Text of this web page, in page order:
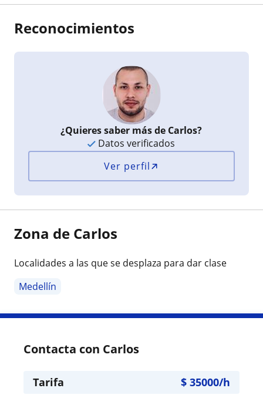
Reconocimientos
¿Quieres saber más de Carlos?
Datos verificados
Ver perfil
Zona de Carlos
Localidades a las que se desplaza para dar clase
Medellín
Contacta con Carlos
Tarifa $ 35000/h